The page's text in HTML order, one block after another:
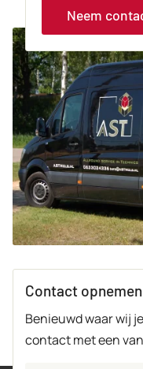
Neem
Contact opnemen
Benieuwd waar wij
contact met een